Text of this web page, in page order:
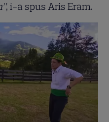
, i-a spus Aris Eram.